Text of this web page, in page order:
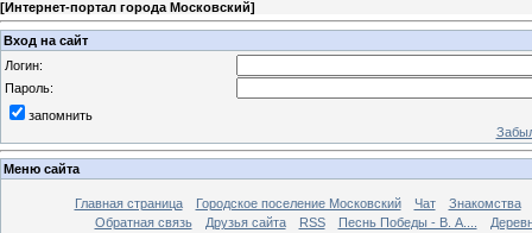
[Интернет-портал города Московский]
Вход на сайт
Логин:
Пароль:
запомнить
Меню сайта
Главная страница Городское поселение Московский Чат
Знакомства
Обратная связь
Друзья сайта RSS Песнь Победы - В. А....